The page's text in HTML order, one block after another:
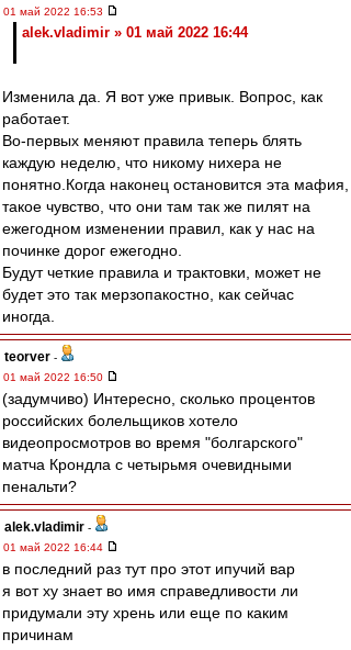
01 май 2022 16:53
alek.vladimir » 01 май 2022 16:44
Изменила да. Я вот уже привык. Вопрос, как
работает.
Во-первых меняют правила теперь блять
каждую неделю, что никому нихера не
понятно.Когда наконец остановится эта мафия,
такое чувство, что они там так же пилят на
ежегодном изменении правил, как у нас на
починке дорог ежегодно.
Будут четкие правила и трактовки, может не
будет это так мерзопакостно, как сейчас
иногда.
teorver -
01 май 2022 16:50
(задумчиво) Интересно, сколько процентов
российских болельщиков хотело
видеопросмотров во время "болгарского"
матча Крондла с четырьмя очевидными
пенальти?
alek.vladimir -
01 май 2022 16:44
в последний раз тут про этот ипучий вар
я вот ху знает во имя справедливости ли
придумали эту хрень или еще по каким
причинам